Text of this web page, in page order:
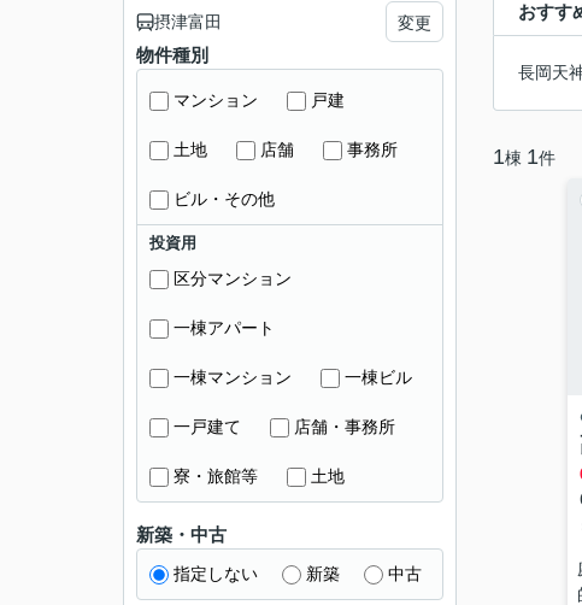
おすす
長岡天
1棟 1件
摂津富田 変更
物件種別
マンション 戸建
土地 店舗 事務所
ビル・その他
投資用
区分マンション
一棟アパート
一棟マンション 一棟ビル
一戸建て 店舗・事務所
寮・旅館等 土地
新築・中古
指定しない 新築 中古